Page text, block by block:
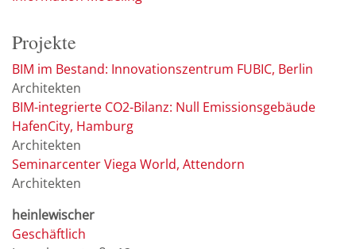
Projekte
BIM im Bestand: Innovationszentrum FUBIC, Berlin
Architekten
BIM-integrierte CO2-Bilanz: Null Emissionsgebäude
HafenCity, Hamburg
Architekten
Seminarcenter Viega World, Attendorn
Architekten
heinlewischer
Geschäftlich